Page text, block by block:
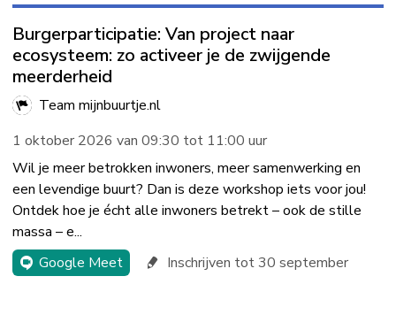
Burgerparticipatie: Van project naar
ecosysteem: zo activeer je de zwijgende
meerderheid
Team mijnbuurtje.nl
1 oktober 2026 van 09:30 tot 11:00 uur
Wil je meer betrokken inwoners, meer samenwerking en
een levendige buurt? Dan is deze workshop iets voor jou!
Ontdek hoe je écht alle inwoners betrekt – ook de stille
massa – e...
Google Meet
Inschrijven tot 30 september